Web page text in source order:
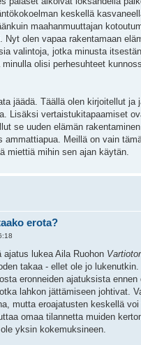
keskellä
maahanmuuttajan
Nyt olen vapaa rakentamaan
valintoja, jotka minusta
olisi perhesuhteet
jäädä. Täällä olen kirjoitellut ja
Lisäksi vertaistukitapaamiset
se uuden elämän
ammattiapua. Meillä on vain
miettiä mihin sen ajan käytän.
erota?
ajatus lukea Aila Ruohon
takaa - ellet ole jo
eronneiden ajatuksista
lahkon jättämiseen johtivat.
mutta eroajatusten keskellä
omaa tilannetta muiden
yksin kokemuksineen.